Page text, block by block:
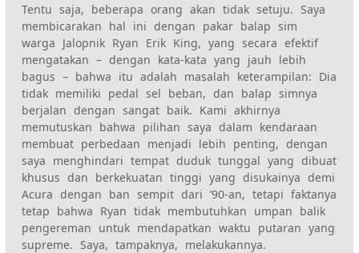
Tentu saja, beberapa orang akan tidak setuju. Saya
membicarakan hal ini dengan pakar balap sim
warga Jalopnik Ryan Erik King, yang secara efektif
mengatakan – dengan kata-kata yang jauh lebih
bagus – bahwa itu adalah masalah keterampilan: Dia
tidak memiliki pedal sel beban, dan balap simnya
berjalan dengan sangat baik. Kami akhirnya
memutuskan bahwa pilihan saya dalam kendaraan
membuat perbedaan menjadi lebih penting, dengan
saya menghindari tempat duduk tunggal yang dibuat
khusus dan berkekuatan tinggi yang disukainya demi
Acura dengan ban sempit dari ‘90-an, tetapi faktanya
tetap bahwa Ryan tidak membutuhkan umpan balik
pengereman untuk mendapatkan waktu putaran yang
supreme. Saya, tampaknya, melakukannya.